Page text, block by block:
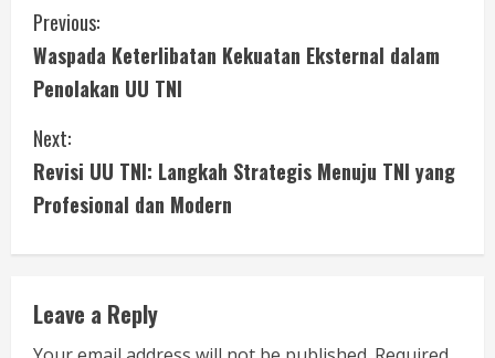
C
o
n
t
i
n
u
Previous:
Waspada Keterlibatan Kekuatan Eksternal dalam
Penolakan UU TNI
Next:
Revisi UU TNI: Langkah Strategis Menuju TNI yang
Profesional dan Modern
Leave a Reply